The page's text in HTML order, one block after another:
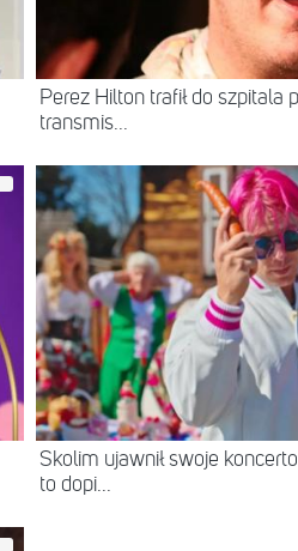
Perez Hilton trafił do szpitala
transmis...
Skolim ujawnił swoje
to dopi...